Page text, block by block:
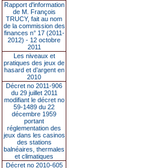
Rapport d'information
de M. François
TRUCY, fait au nom
de la commission des
finances n° 17 (2011-
2012) - 12 octobre
2011
Les niveaux et
pratiques des jeux de
hasard et d’argent en
2010
Décret no 2011-906
du 29 juillet 2011
modifiant le décret no
59-1489 du 22
décembre 1959
portant
réglementation des
jeux dans les casinos
des stations
balnéaires, thermales
et climatiques
Décret no 2010-605